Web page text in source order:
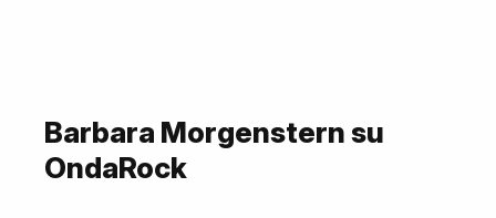
Barbara Morgenstern su
OndaRock